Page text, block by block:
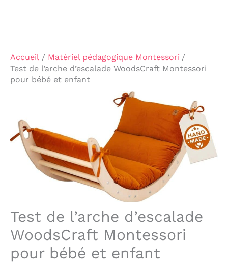
Accueil
Matériel pédagogique Montessori
Test de l’arche d’escalade WoodsCraft Montessori
pour bébé et enfant
Test de l’arche d’escalade
WoodsCraft Montessori
pour bébé et enfant